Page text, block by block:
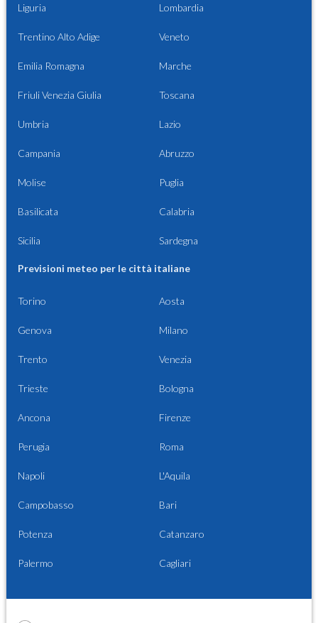
Liguria Lombardia
Trentino Alto Adige Veneto
Emilia Romagna Marche
Friuli Venezia Giulia Toscana
Umbria Lazio
Campania Abruzzo
Molise Puglia
Basilicata Calabria
Sicilia Sardegna
Previsioni meteo per le città italiane
Torino Aosta
Genova Milano
Trento Venezia
Trieste Bologna
Ancona Firenze
Perugia Roma
Napoli L'Aquila
Campobasso Bari
Potenza Catanzaro
Palermo Cagliari